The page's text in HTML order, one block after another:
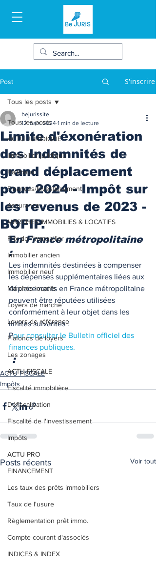
Post S'inscrire
Tous les posts
ACTU JURIDIQUE
Immobilier juridique
Bail/baux
Finances/Investissement
Assurance
MARCHES IMMOBILIES & LOCATIFS
Prix de l'immobilier
Immobilier ancien
Immobilier neuf
Marchés locatifs
Loyers de marché
Loyers de référence
Plafonds de loyers
Les zonages
ACTU FISCALE
Fiscalité immobilière
Défiscalisation
Fiscalité de l'investissement
Impôts
ACTU PRO
FINANCEMENT
Les taux des prêts immobiliers
Taux de l'usure
Règlementation prêt immo.
Compte courant d'associés
INDICES & INDEX
Tous les posts
Limite d'éxonération
des Indemnités de
grand déplacement
pour 2024 - Impôt sur
les revenus de 2023 -
BOFIP.
bejurissite
12 mars 2024 1 min de lecture
En France métropolitaine
:
Les indemnités destinées à compenser
les dépenses supplémentaires liées aux
déplacements en France métropolitaine
peuvent être réputées utilisées
conformément à leur objet dans les
limites suivantes :
Pour consulter le Bulletin officiel des
finances publiques.
:
ACTU FISCALE
Impôts
Posts récents Voir tout